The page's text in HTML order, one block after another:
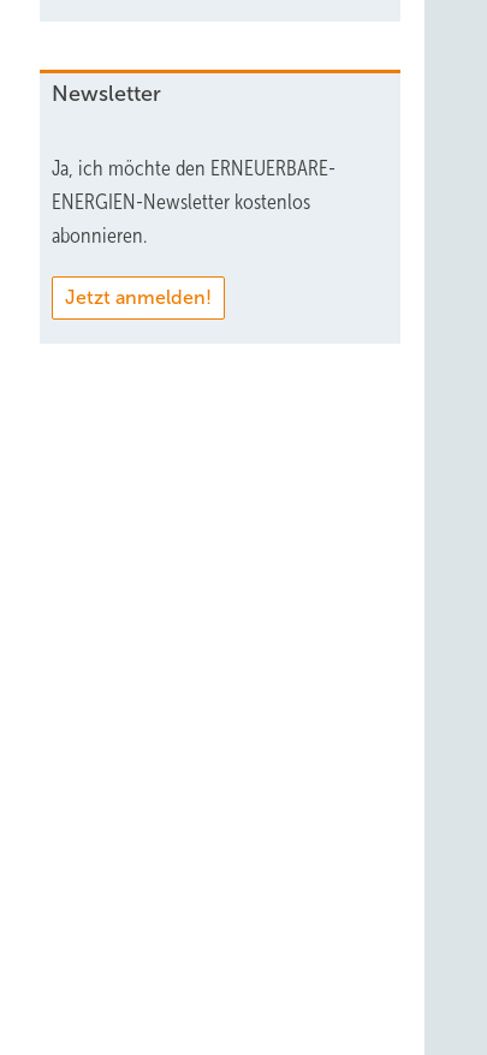
Newsletter
Ja, ich möchte den ERNEUERBARE-
ENERGIEN-Newsletter kostenlos
abonnieren.
Jetzt anmelden!